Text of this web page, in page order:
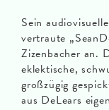
Sein
vertraute
Zizenbacher an.
eklektische,
großzügig
aus DeLears